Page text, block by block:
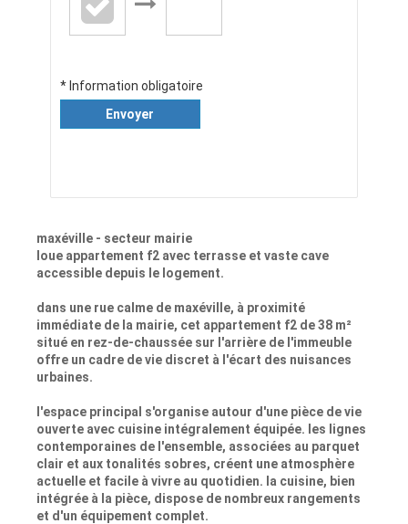
* Information obligatoire
Envoyer
maxéville - secteur mairie
loue appartement f2 avec terrasse et vaste cave
accessible depuis le logement.
dans une rue calme de maxéville, à proximité
immédiate de la mairie, cet appartement f2 de 38 m²
situé en rez-de-chaussée sur l'arrière de l'immeuble
offre un cadre de vie discret à l'écart des nuisances
urbaines.
l'espace principal s'organise autour d'une pièce de vie
ouverte avec cuisine intégralement équipée. les lignes
contemporaines de l'ensemble, associées au parquet
clair et aux tonalités sobres, créent une atmosphère
actuelle et facile à vivre au quotidien. la cuisine, bien
intégrée à la pièce, dispose de nombreux rangements
et d'un équipement complet.